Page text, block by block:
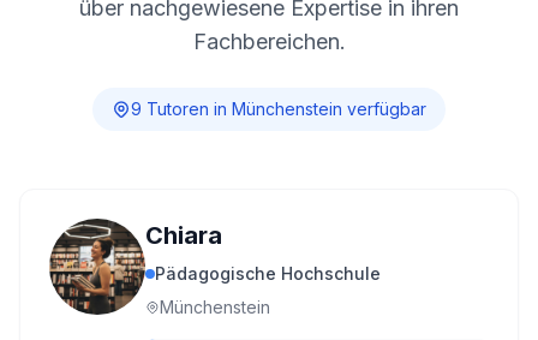
über nachgewiesene Expertise in ihren
Fachbereichen.
9 Tutoren in Münchenstein verfügbar
Chiara
Pädagogische Hochschule
Münchenstein